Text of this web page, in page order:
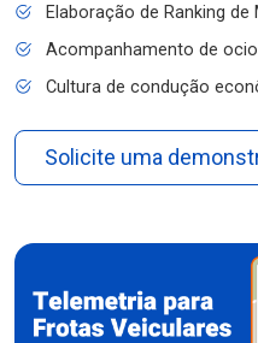
Elaboração de Ranking de
Acompanhamento de
Cultura de condução
Solicite uma